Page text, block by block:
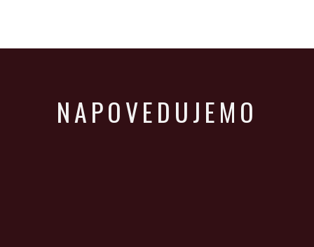
NAPOVEDUJEMO